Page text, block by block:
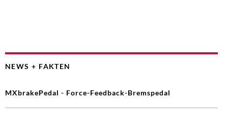
NEWS + FAKTEN
MXbrakePedal - Force-Feedback-Bremspedal